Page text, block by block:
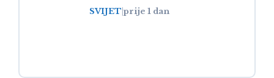
SVIJET prije 1 dan